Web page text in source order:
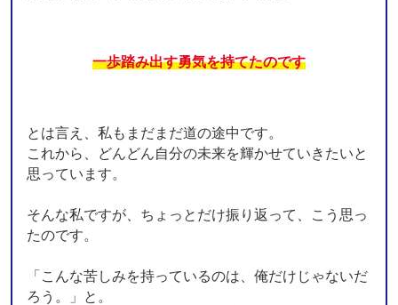
一歩踏み出す勇気を持てたのです
とは言え、私もまだまだ道の途中です。
これから、どんどん自分の未来を輝かせていきたいと
思っています。
そんな私ですが、ちょっとだけ振り返って、こう思っ
たのです。
「こんな苦しみを持っているのは、俺だけじゃないだ
ろう。」と。